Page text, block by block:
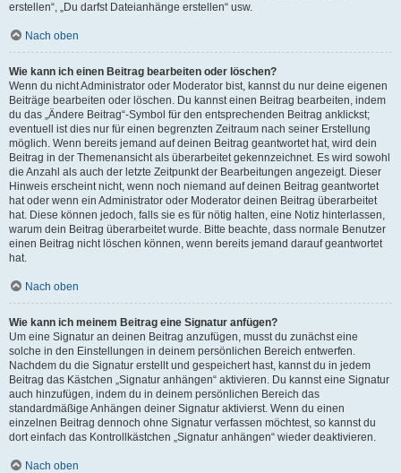
erstellen“, „Du darfst Dateianhänge erstellen“ usw.
Nach oben
Wie kann ich einen Beitrag bearbeiten oder löschen?
Wenn du nicht Administrator oder Moderator bist, kannst du nur deine eigenen
Beiträge bearbeiten oder löschen. Du kannst einen Beitrag bearbeiten, indem
du das „Ändere Beitrag“-Symbol für den entsprechenden Beitrag anklickst;
eventuell ist dies nur für einen begrenzten Zeitraum nach seiner Erstellung
möglich. Wenn bereits jemand auf deinen Beitrag geantwortet hat, wird dein
Beitrag in der Themenansicht als überarbeitet gekennzeichnet. Es wird sowohl
die Anzahl als auch der letzte Zeitpunkt der Bearbeitungen angezeigt. Dieser
Hinweis erscheint nicht, wenn noch niemand auf deinen Beitrag geantwortet
hat oder wenn ein Administrator oder Moderator deinen Beitrag überarbeitet
hat. Diese können jedoch, falls sie es für nötig halten, eine Notiz hinterlassen,
warum dein Beitrag überarbeitet wurde. Bitte beachte, dass normale Benutzer
einen Beitrag nicht löschen können, wenn bereits jemand darauf geantwortet
hat.
Nach oben
Wie kann ich meinem Beitrag eine Signatur anfügen?
Um eine Signatur an deinen Beitrag anzufügen, musst du zunächst eine
solche in den Einstellungen in deinem persönlichen Bereich entwerfen.
Nachdem du die Signatur erstellt und gespeichert hast, kannst du in jedem
Beitrag das Kästchen „Signatur anhängen“ aktivieren. Du kannst eine Signatur
auch hinzufügen, indem du in deinem persönlichen Bereich das
standardmäßige Anhängen deiner Signatur aktivierst. Wenn du einen
einzelnen Beitrag dennoch ohne Signatur verfassen möchtest, so kannst du
dort einfach das Kontrollkästchen „Signatur anhängen“ wieder deaktivieren.
Nach oben